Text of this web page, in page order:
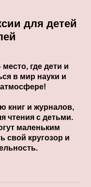
для детей
где дети и
в мир науки и
книг и журналов,
чтения с детьми.
маленьким
свой кругозор и